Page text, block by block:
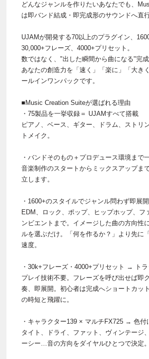
どんなジャンルを作りたいあなたでも、
は即バンド結成・即完成形のサウンドへ直
UJAMが開発する70以上のプラグイン、
30,000+フレーズ、4000+プリセット。
数ではなく、"出した瞬間から曲になる"完成
あなたの創造力を「速く」「楽に」「大き
ールインワンパックです。
■Music Creation Suiteが選ばれる理由
・75製品を一挙収録＝ UJAMすべて搭載
ピアノ、ベース、ギター、ドラム、ストリ
トメイク。
・バンドそのもの＋プロデュース環境まで
音楽制作のスタートからミックスアップま
立します。
・1600+のスタイルでジャンル問わず即展開
EDM、ロック、ポップ、ヒップホップ、フ
ンビエントまで。イメージした曲の方向性
ルを選ぶだけ。「何を作るか？」より先に
速度。
・30k+フレーズ・4000+プリセット → ト
プレイ技術不要。フレーズを呼び出せば即
奏、即展開。初心者は完成へショートカッ
の時短と飛躍に。
・キャラクター139 × マルチFX725 → 色付
タイト、ドライ、ファット、ヴィンテージ
ーシー…音の方向をダイヤルひとつで決定。